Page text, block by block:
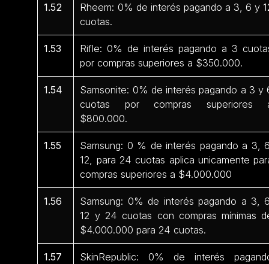
1.52
Rheem: 0% de interés pagando a 3, 6 y
cuotas.
1.53
Rifle: 0% de interés pagando a 3
por compras superiores a $350.000.
1.54
Samsonite: 0% de interés pagando a 3 y
cuotas por compras superiores
$800.000.
1.55
Samsung: 0 % de interés pagando a 3,
12, para 24 cuotas aplica unicamente
compras superiores a $4.000.000
1.56
Samsung: 0% de interés pagando a 3,
12 y 24 cuotas con compras mínimas
$4.000.000 para 24 cuotas.
1.57
SkinRepublic: 0% de interés